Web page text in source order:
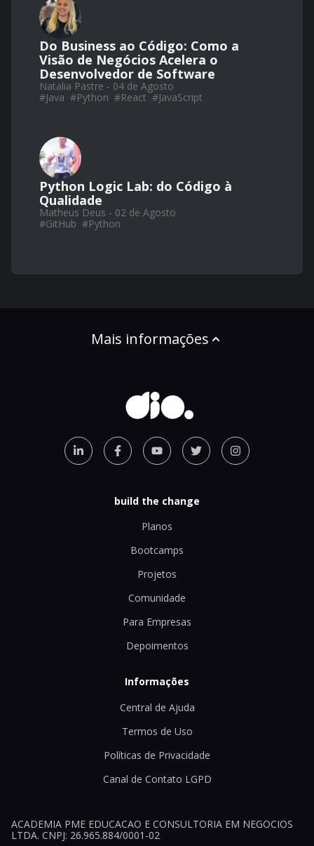
Do Business ao Código: Como a
Visão de Negócios Acelera o
Desenvolvedor de Software
Natalia Pastre - 04 de Agosto
#Java #Python #React #JavaScript
Python Logic Lab: do Código à
Qualidade
Matheus Deus - 02 de Agosto
#GitHub #Python
Mais informações
build the change
Planos
Bootcamps
Projetos
Comunidade
Para Empresas
Depoimentos
Informações
Central de Ajuda
Termos de Uso
Políticas de Privacidade
Canal de Contato LGPD
ACADEMIA PME EDUCACAO E CONSULTORIA EM NEGOCIOS
LTDA. CNPJ: 26.965.884/0001-02